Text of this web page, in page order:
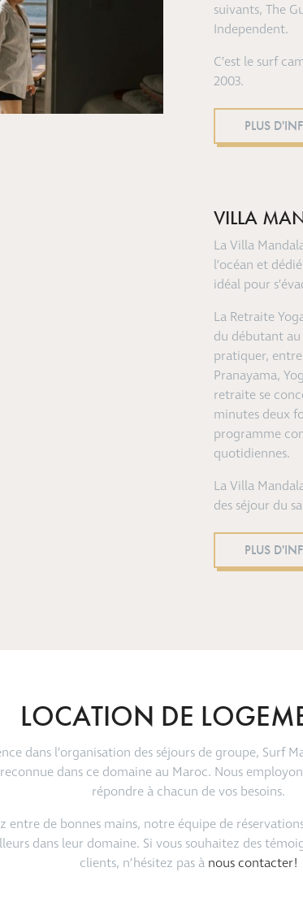
suivants, The
Independent.
C’est le surf
2003.
PLUS
VILLA
La Villa
l’océan et
idéal pour
La Retraite
du débutant
pratiquer,
Pranayama,
retraite se
minutes deux
programme
quotidiennes.
La Villa
des séjour du
PLUS
LOCATION DE
dans l’organisation des séjours de groupe, Surf
dans ce domaine au Maroc. Nous
répondre à chacun de vos besoins.
entre de bonnes mains, notre équipe de
dans leur domaine. Si vous souhaitez des
clients, n’hésitez pas à nous contacter!